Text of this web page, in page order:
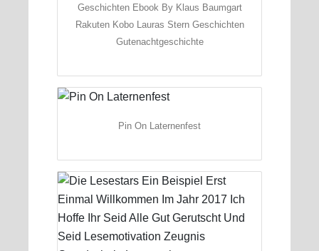
Geschichten Ebook By Klaus Baumgart
Rakuten Kobo Lauras Stern Geschichten
Gutenachtgeschichte
Pin On Laternenfest